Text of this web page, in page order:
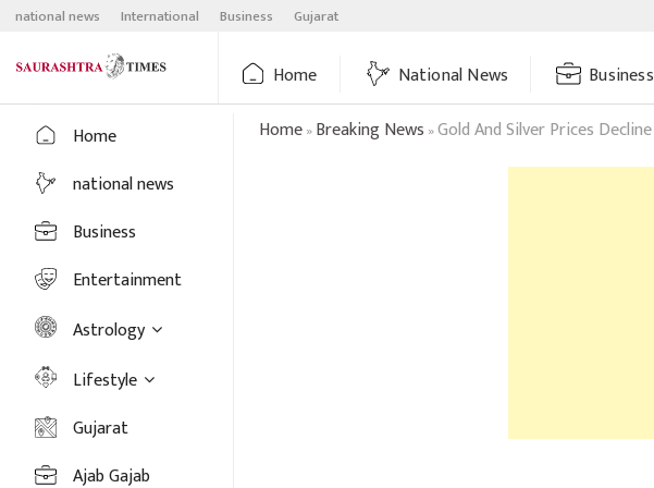
Skip
content
national news International Business Gujarat
Home National News Business
Home
national news
Business
Entertainment
Astrology
Lifestyle
Gujarat
Ajab Gajab
Home»Breaking News »Gold And Silver Prices Decline